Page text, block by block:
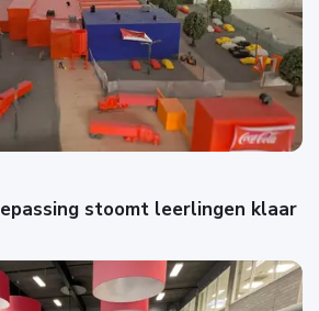
stoomt leerlingen klaar